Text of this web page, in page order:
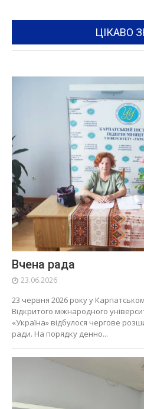
ЦІКАВО
Вчена рада
23.06.2026
23 червня 2026 року у
Відкритого міжнародного
«Україна» відбулося чергове
ради. На порядку денно...